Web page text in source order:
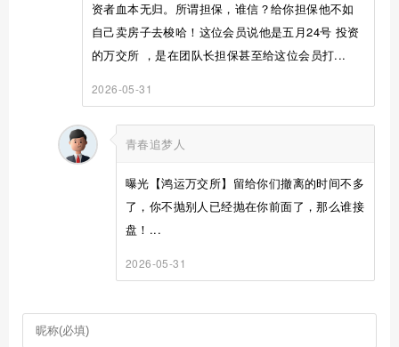
资者血本无归。所谓担保，谁信？给你担保他不如
自己卖房子去梭哈！这位会员说他是五月24号 投资
的万交所 ，是在团队长担保甚至给这位会员打...
2026-05-31
青春追梦人
曝光【鸿运万交所】留给你们撤离的时间不多
了，你不抛别人已经抛在你前面了，那么谁接
盘！...
2026-05-31